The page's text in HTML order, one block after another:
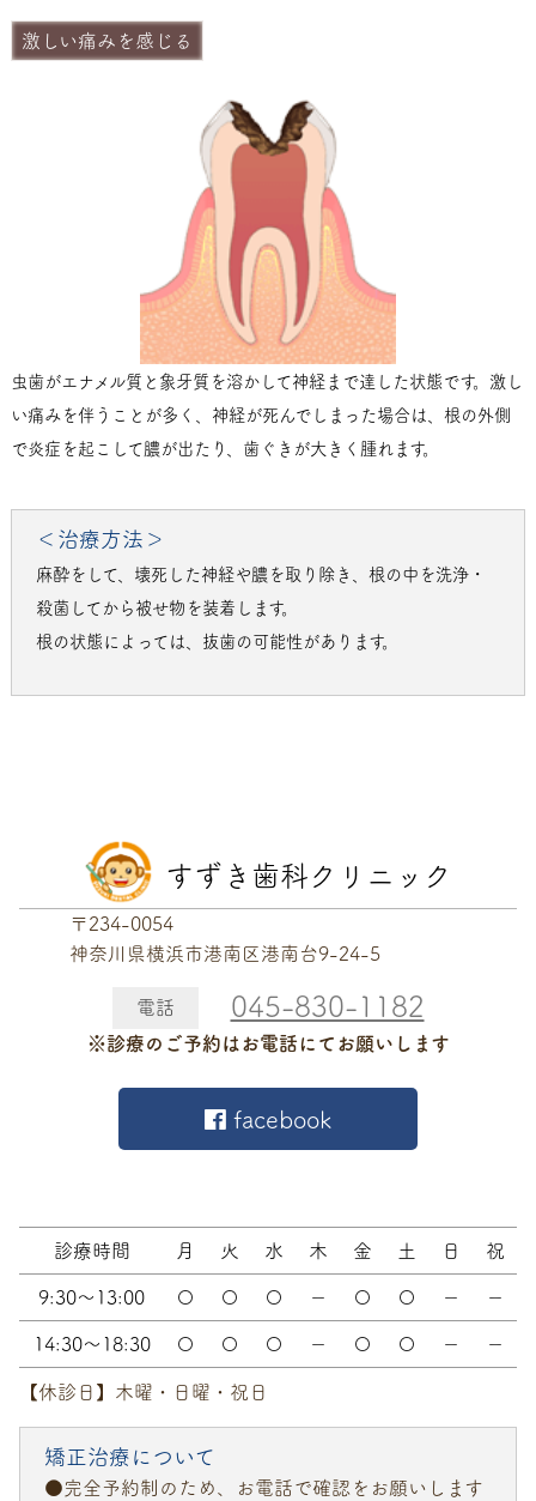
激しい痛みを感じる
虫歯がエナメル質と象牙質を溶かして神経まで達した状態です。激し
い痛みを伴うことが多く、神経が死んでしまった場合は、根の外側
で炎症を起こして膿が出たり、歯ぐきが大きく腫れます。
＜治療方法＞
麻酔をして、壊死した神経や膿を取り除き、根の中を洗浄・
殺菌してから被せ物を装着します。
根の状態によっては、抜歯の可能性があります。
すずき歯科クリニック
〒234-0054
神奈川県横浜市港南区港南台9-24-5
電話 045-830-1182
※診療のご予約はお電話にてお願いします
facebook
診療時間 月 火 水 木 金 土 日 祝
9:30～13:00 〇 〇 〇 － 〇 〇 － －
14:30～18:30 〇 〇 〇 － 〇 〇 － －
【休診日】木曜・日曜・祝日
矯正治療について
●完全予約制のため、お電話で確認をお願いします